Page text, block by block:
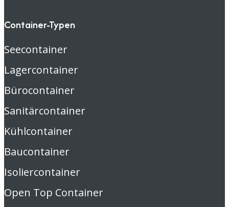
Container-Typen
Seecontainer
Lagercontainer
Bürocontainer
Sanitärcontainer
Kühlcontainer
Baucontainer
Isoliercontainer
Open Top Container